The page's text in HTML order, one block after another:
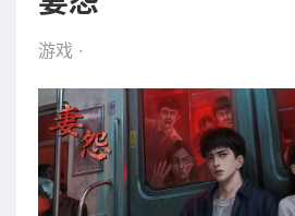
游戏 ·